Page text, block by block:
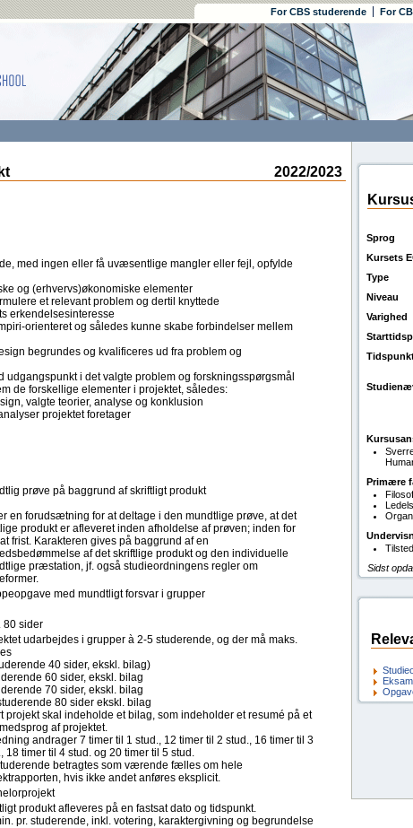
For CBS studerende For
2022/2023
med ingen eller få uvæsentlige mangler eller fejl, opfylde
og (erhvervs)økonomiske elementer
et relevant problem og dertil knyttede
erkendelsesinteresse
orienteret og således kunne skabe forbindelser mellem
begrundes og kvalificeres ud fra problem og
i det valgte problem og forskningsspørgsmål
de forskellige elementer i projektet, således:
valgte teorier, analyse og konklusion
projektet foretager
prøve på baggrund af skriftligt produkt
en forudsætning for at deltage i den mundtlige prøve, at det
produkt er afleveret inden afholdelse af prøven; inden for
frist. Karakteren gives på baggrund af en
af det skriftlige produkt og den individuelle
præstation, jf. også studieordningens regler om
med mundtligt forsvar i grupper
80 sider
udarbejdes i grupper à 2-5 studerende, og der må maks.
40 sider, ekskl. bilag)
60 sider, ekskl. bilag
70 sider, ekskl. bilag
80 sider ekskl. bilag
projekt skal indeholde et bilag, som indeholder et resumé på et
af projektet.
andrager 7 timer til 1 stud., 12 timer til 2 stud., 16 timer til 3
18 timer til 4 stud. og 20 timer til 5 stud.
betragtes som værende fælles om hele
hvis ikke andet anføres eksplicit.
produkt afleveres på en fastsat dato og tidspunkt.
pr. studerende, inkl. votering, karaktergivning og begrundelse
Sprog
Kursets
Type
Niveau
Varighed
Primære
Sidst